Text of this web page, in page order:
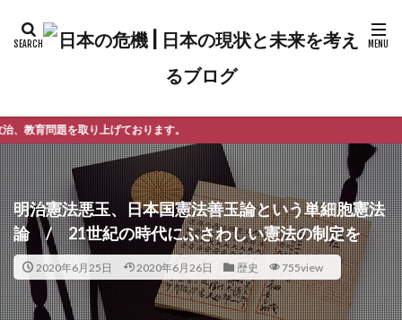
げております。
明治憲法悪玉、日本国憲法善玉論という単細胞憲法
論 / 21世紀の時代にふさわしい憲法の制定を
2020年6月25日 2020年6月26日 歴史 755view